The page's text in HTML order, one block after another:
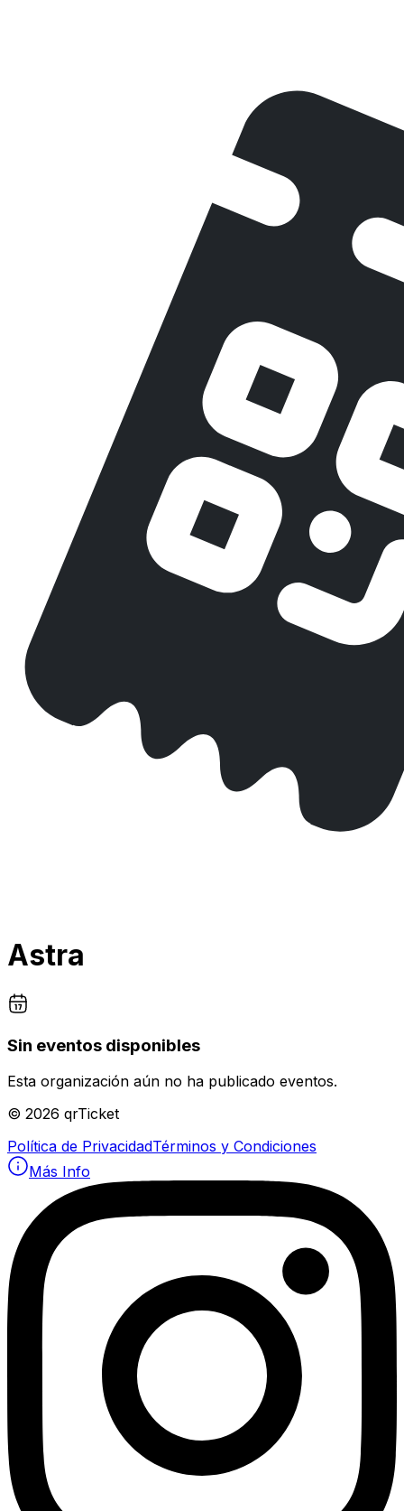
Astra
Sin eventos disponibles
Esta organización aún no ha publicado eventos.
© 2026 qrTicket
Política de PrivacidadTérminos y Condiciones
Más Info